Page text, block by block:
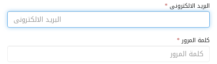
البريد الالكترونى *
كلمة المرور *